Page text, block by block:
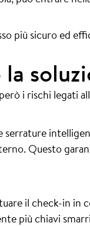
più sicuro ed
i rischi legati
serrature
Questo
il check-in in
più chiavi